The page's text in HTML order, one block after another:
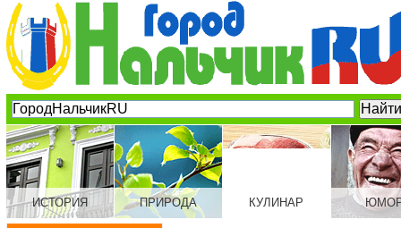
ИСТОРИЯ ПРИРОДА КУЛИНАР